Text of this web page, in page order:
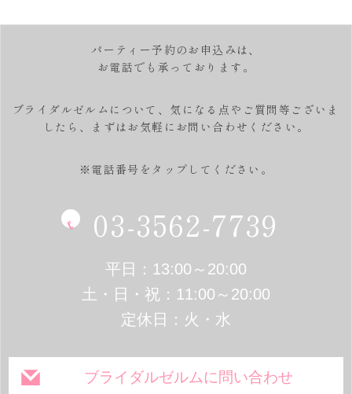
パーティー予約のお申込みは、
お電話でも承っております。
ブライダルゼルムについて、気になる点やご質問等ございま
したら、
まずはお気軽にお問い合わせください。
※電話番号をタップしてください。
03-3562-7739
平日：13:00～20:00
土・日・祝：11:00～20:00
定休日：火・水
ブライダルゼルムに問い合わせ